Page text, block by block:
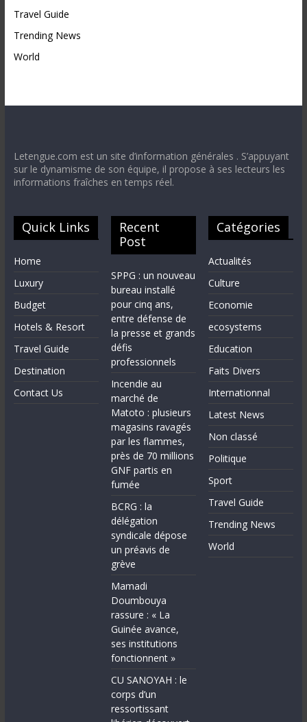
Travel Guide
Trending News
World
Letengue.com est un site d’information générales . S’appuyant
sur le dynamisme de son équipe, il propose à ses lecteurs les
informations fraîches en temps réel.
Quick Links
Home
Luxury
Budget
Hotels & Resort
Travel Guide
Destination
Contact Us
Recent
Post
SPPG : un nouveau
bureau installé
pour cinq ans,
entre défense de
la presse et grands
défis
professionnels
Incendie au
marché de
Matoto : plusieurs
magasins ravagés
par les flammes,
près de 70 millions
GNF partis en
fumée
BCRG : la
délégation
syndicale dépose
un préavis de
grève
Mamadi
Doumbouya
rassure : « La
Guinée avance,
ses institutions
fonctionnent »
CU SANOYAH : le
corps d’un
ressortissant
Catégories
Actualités
Culture
Economie
ecosystems
Education
Faits Divers
Internationnal
Latest News
Non classé
Politique
Sport
Travel Guide
Trending News
World